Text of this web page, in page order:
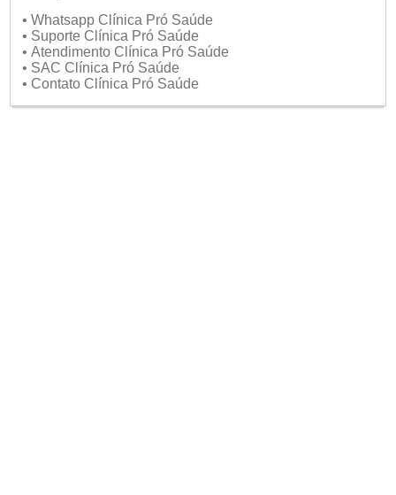
• Whatsapp Clínica Pró Saúde
• Suporte Clínica Pró Saúde
• Atendimento Clínica Pró Saúde
• SAC Clínica Pró Saúde
• Contato Clínica Pró Saúde